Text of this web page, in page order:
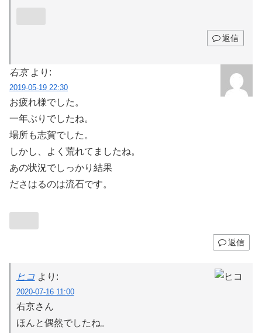
返信
右京 より:
2019-05-19 22:30
お疲れ様でした。
一年ぶりでしたね。
場所も志賀でした。
しかし、よく荒れてましたね。
あの状況でしっかり結果
ださはるのは流石です。
返信
ヒコ より:
2020-07-16 11:00
右京さん
ほんと偶然でしたね。